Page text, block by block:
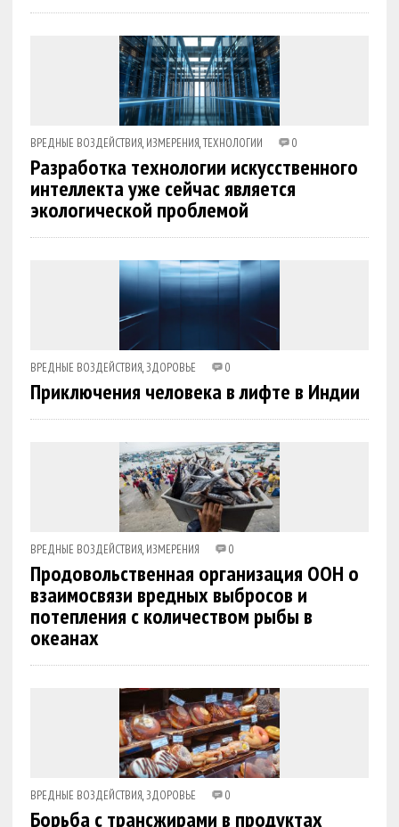
ВРЕДНЫЕ ВОЗДЕЙСТВИЯ, ИЗМЕРЕНИЯ,ТЕХНОЛОГИИ 0
Разработка технологии искусственного
интеллекта уже сейчас является
экологической проблемой
ВРЕДНЫЕ ВОЗДЕЙСТВИЯ,ЗДОРОВЬЕ 0
Приключения человека в лифте в Индии
ВРЕДНЫЕ ВОЗДЕЙСТВИЯ, ИЗМЕРЕНИЯ 0
Продовольственная организация ООН о
взаимосвязи вредных выбросов и
потепления с количеством рыбы в
океанах
ВРЕДНЫЕ ВОЗДЕЙСТВИЯ,ЗДОРОВЬЕ 0
Борьба с трансжирами в продуктах